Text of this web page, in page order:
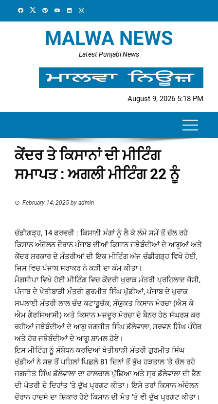
MALWA NEWS
Latest Punjabi News
August 9, 2026 5:18 PM
ਕੇਂਦਰ ਤੇ ਕਿਸਾਨਾਂ ਦੀ ਮੀਟਿੰਗ
ਸਮਾਪਤ : ਅਗਲੀ ਮੀਟਿੰਗ 22 ਨੂੰ
February 14, 2025 by admin
ਚੰਡੀਗੜ੍ਹ, 14 ਫਰਵਰੀ : ਕਿਸਾਨੀ ਮੰਗਾਂ ਨੂੰ ਲੈ ਕੇ ਲੰਮੇ ਸਮੇਂ ਤੋਂ ਚੱਲ ਰਹੇ
ਕਿਸਾਨ ਅੰਦੋਲਨ ਦੌਰਾਨ ਪੰਜਾਬ ਦੀਆਂ ਕਿਸਾਨ ਜਥੇਬੰਦੀਆਂ ਦੇ ਆਗੂਆਂ ਅਤੇ
ਕੇਂਦਰ ਸਰਕਾਰ ਦੇ ਮੰਤਰੀਆਂ ਦੀ ਇਕ ਮੀਟਿੰਗ ਅੱਜ ਚੰਡੀਗੜ੍ਹ ਵਿਖੇ ਹੋਈ,
ਜਿਸ ਵਿਚ ਪੰਜਾਬ ਸਰਾਕਰ ਨੇ ਕੜੀ ਦਾ ਕੰਮ ਕੀਤਾ।
ਮੈਗਸੀਪਾ ਵਿਖੇ ਹੋਈ ਮੀਟਿੰਗ ਵਿਚ ਕੇਂਦਰੀ ਖੁਰਾਕ ਮੰਤਰੀ ਪ੍ਰਹਿਲਾਦ ਜੋਸ਼ੀ,
ਪੰਜਾਬ ਦੇ ਖੇਤੀਬਾੜੀ ਮੰਤਰੀ ਗੁਰਮੀਤ ਸਿੰਘ ਖੁੱਡੀਆਂ, ਪੰਜਾਬ ਦੇ ਖੁਰਾਕ
ਸਪਲਾਈ ਮੰਤਰੀ ਲਾਲ ਚੰਦ ਕਟਾਰੂਚੱਕ, ਸੰਯੁਕਤ ਕਿਸਾਨ ਮੋਰਚਾ (ਐਸ ਕੇ
ਐਮ ਗੈਰਸਿਆਸੀ) ਅਤੇ ਕਿਸਾਨ ਮਜਦੂਰ ਮੋਰਚਾ ਦੇ ਬੈਨਰ ਹੇਠ ਸੰਘਰਸ਼ ਕਰ
ਰਹੀਆਂ ਜਥੇਬੰਦੀਆਂ ਦੇ ਆਗੂ ਜਗਜੀਤ ਸਿੰਘ ਡੱਲੇਵਾਲਾ, ਸਰਵਣ ਸਿੰਘ ਪੰਧੇਰ
ਅਤੇ ਹੋਰ ਜਥੇਬੰਦੀਆਂ ਦੇ ਆਗੂ ਸ਼ਾਮਲ ਹੋਏ।
ਇਸ ਮੀਟਿੰਗ ਨੂੰ ਸੰਬੋਧਨ ਕਰਦਿਆਂ ਖੇਤੀਬਾੜੀ ਮੰਤਰੀ ਗੁਰਮੀਤ ਸਿੰਘ
ਖੁੱਡੀਆਂ ਨੇ ਸਭ ਤੋਂ ਪਹਿਲਾਂ ਪਿਛਲੇ 81 ਦਿਨਾਂ ਤੋਂ ਭੁੱਖ ਹੜਤਾਲ ‘ਤੇ ਚੱਲ ਰਹੇ
ਜਗਜੀਤ ਸਿੰਘ ਡੱਲੇਵਾਲਾ ਦਾ ਹਾਲਚਾਲ ਪੁੱਛਿਆ ਅਤੇ ਸ੍ਰ ਡੱਲੇਵਾਲਾ ਦੀ ਭੈਣ
ਦੀ ਪੋਤਰੀ ਦੇ ਦਿਹਾਂਤ ‘ਤੇ ਦੁੱਖ ਪ੍ਰਗਟ ਕੀਤਾ। ਇਸੇ ਤਰਾਂ ਕਿਸਾਨ ਅੰਦੋਲਨ
ਦੌਰਾਨ ਹਾਦਸੇ ਦਾ ਸ਼ਿਕਾਰ ਹੋਏ ਕਿਸਾਨ ਦੀ ਮੌਤ ‘ਤੇ ਵੀ ਦੁੱਖ ਪ੍ਰਗਟ ਕੀਤਾ।